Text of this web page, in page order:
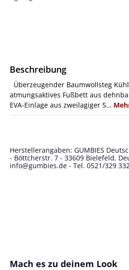
Beschreibung
Überzeugender Baumwollsteg
atmungsaktives Fußbett aus
EVA-Einlage aus zweilagiger S…
Herstellerangaben: GUMBIES
- Böttcherstr. 7 - 33609 Bielefeld,
info@gumbies.de - Tel. 0521/329
Produktgalerie überspringen
Mach es zu deinem Look